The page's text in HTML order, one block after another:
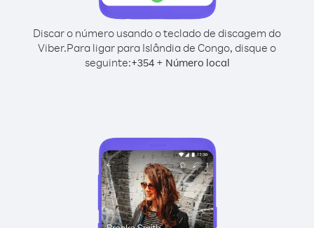
Discar o número usando o teclado de discagem do
Viber.Para ligar para Islândia de Congo, disque o
seguinte:+354+ Número local